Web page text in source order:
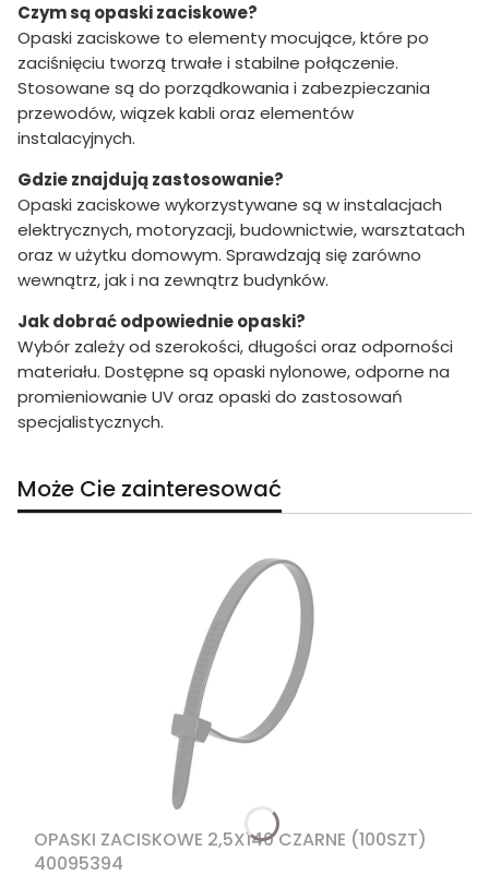
Czym są opaski zaciskowe?
Opaski zaciskowe to elementy mocujące, które po
zaciśnięciu tworzą trwałe i stabilne połączenie.
Stosowane są do porządkowania i zabezpieczania
przewodów, wiązek kabli oraz elementów
instalacyjnych.
Gdzie znajdują zastosowanie?
Opaski zaciskowe wykorzystywane są w instalacjach
elektrycznych, motoryzacji, budownictwie, warsztatach
oraz w użytku domowym. Sprawdzają się zarówno
wewnątrz, jak i na zewnątrz budynków.
Jak dobrać odpowiednie opaski?
Wybór zależy od szerokości, długości oraz odporności
materiału. Dostępne są opaski nylonowe, odporne na
promieniowanie UV oraz opaski do zastosowań
specjalistycznych.
Może Cie zainteresować
OPASKI ZACISKOWE 2,5X140 CZARNE (100SZT)
40095394